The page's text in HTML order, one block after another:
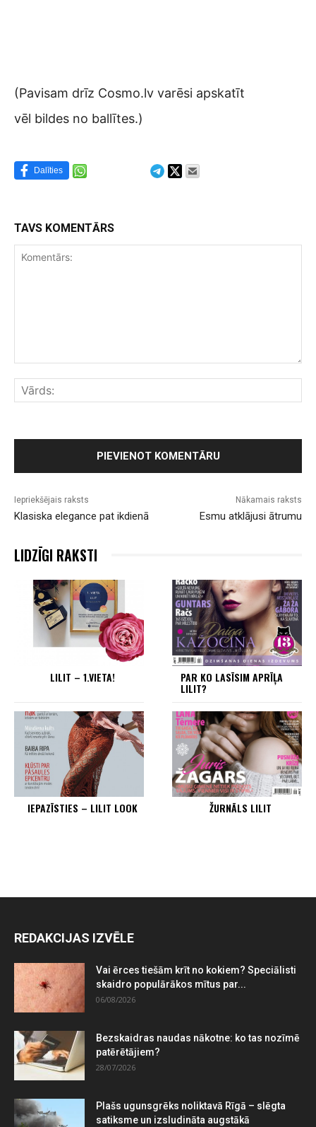
(Pavisam drīz Cosmo.lv varēsi apskatīt
vēl bildes no ballītes.)
Dalīties
TAVS KOMENTĀRS
Iepriekšējais raksts
Klasiska elegance pat ikdienā
Nākamais raksts
Esmu atklājusi ātrumu
LIDZĪGI RAKSTI
LILIT – 1.VIETA! PAR KO LASĪSIM APRĪĻA
LILIT?
IEPAZĪSTIES – LILIT LOOK ŽURNĀLS LILIT
REDAKCIJAS IZVĒLE
Vai ērces tiešām krīt no kokiem? Speciālisti
skaidro populārākos mītus par...
06/08/2026
Bezskaidras naudas nākotne: ko tas nozīmē
patērētājiem?
28/07/2026
Plašs ugunsgrēks noliktavā Rīgā – slēgta
satiksme un izsludināta augstākā